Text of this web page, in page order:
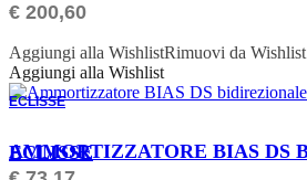
€ 200,60
Aggiungi alla WishlistRimuovi da Wishlist
Aggiungi alla Wishlist
ECLISSE
ORDINABILE
AMMORTIZZATORE BIAS DS BIDIREZIONALE – ECLISSE